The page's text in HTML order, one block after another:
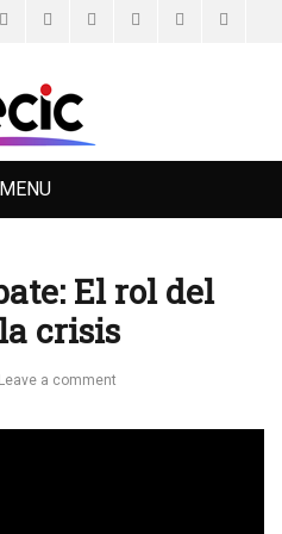
FacebookTwitter Email YouTube
FECIC
MENU
El rol del
crisis
Leave a comment